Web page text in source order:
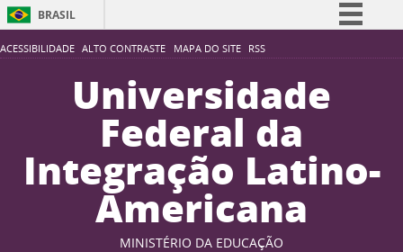
ACESSIBILIDADE ALTO CONTRASTE MAPA DO SITE RSS
BRASIL
Simplifique!
Participe
Acesso à informação
Legislação
Canais
Universidade
Federal da
Integração Latino-
Americana
MINISTÉRIO DA EDUCAÇÃO